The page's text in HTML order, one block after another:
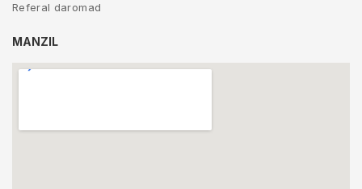
Referal daromad
MANZIL